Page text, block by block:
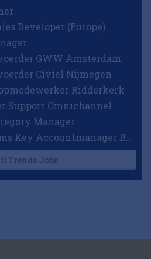
Developer (Europe)
GWW Amsterdam
Civiel Nijmegen
Ridderkerk
Support Omnichannel
Manager
Jobs